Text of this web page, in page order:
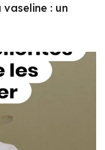
: un